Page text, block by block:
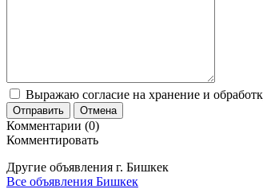
Выражаю согласие на хранение и
Отправить Отмена
Комментарии (0)
Комментировать
Другие объявления г. Бишкек
Все объявления Бишкек